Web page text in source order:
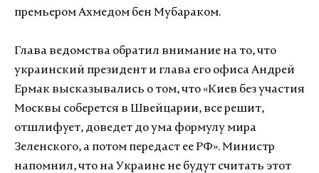
премьером Ахмедом бен Мубараком.
Глава ведомства обратил внимание на то, что
украинский президент и глава его офиса Андрей
Ермак высказывались о том, что «Киев без участия
Москвы соберется в Швейцарии, все решит,
отшлифует, доведет до ума формулу мира
Зеленского, а потом передаст ее РФ». Министр
напомнил, что на Украине не будут считать этот